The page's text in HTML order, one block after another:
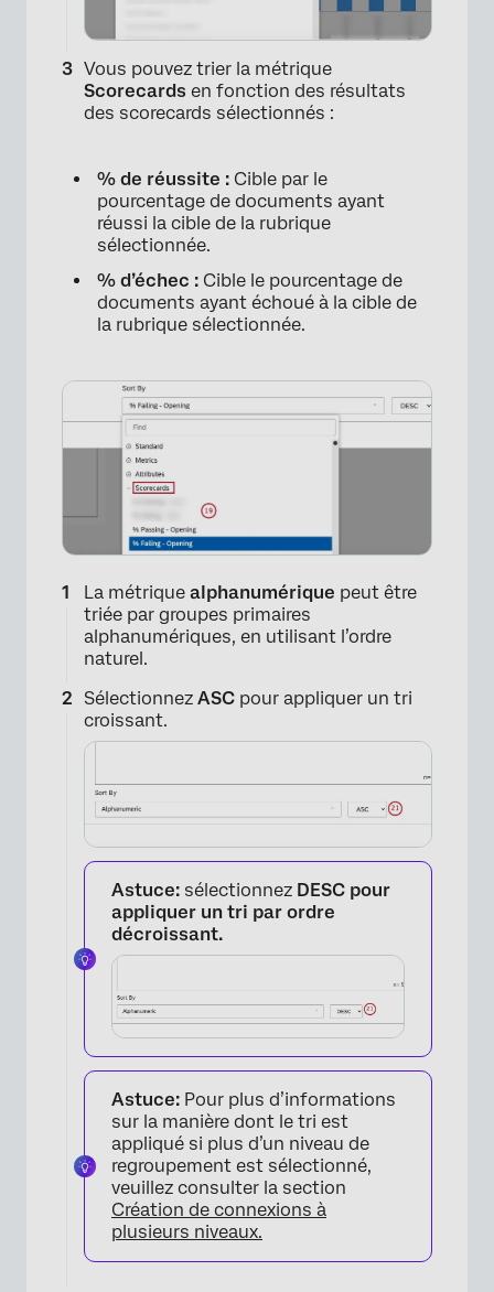
×
×
Vous pouvez trier la métrique
Scorecards en fonction des résultats
des scorecards sélectionnés :
% de réussite : Cible par le
pourcentage de documents ayant
réussi la cible de la rubrique
sélectionnée.
% d’échec : Cible le pourcentage de
documents ayant échoué à la cible de
la rubrique sélectionnée.
La métrique alphanumérique peut être
triée par groupes primaires
alphanumériques, en utilisant l’ordre
naturel.
Sélectionnez ASC pour appliquer un tri
croissant.
Astuce: sélectionnez DESC pour
appliquer un tri par ordre
décroissant.
Astuce: Pour plus d’informations
sur la manière dont le tri est
appliqué si plus d’un niveau de
regroupement est sélectionné,
veuillez consulter la section
Création de connexions à
plusieurs niveaux.